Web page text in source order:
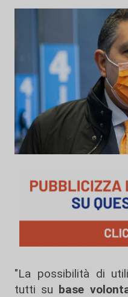
"La possibilità di
tutti su base